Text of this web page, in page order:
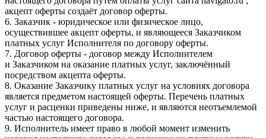
акцепт оферты создаёт договор оферты.
6. Заказчик - юридическое или физическое лицо,
осуществившее акцепт оферты, и являющееся Заказчиком
платных услуг Исполнителя по договору оферты.
7. Договор оферты - договор между Исполнителем
и Заказчиком на оказание платных услуг, заключённый
посредством акцепта оферты.
8. Оказание Заказчику платных услуг на условиях договора
является предметом настоящей оферты. Перечень платных
услуг и расценки приведены ниже, и являются неотъемлемой
частью настоящего договора.
9. Исполнитель имеет право в любой момент изменить